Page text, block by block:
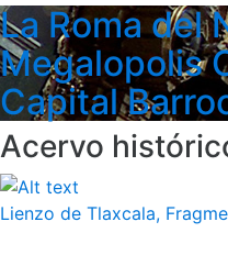
La Roma del
Megalopolis
Capital
Acervo
Lienzo de Tlaxcala,